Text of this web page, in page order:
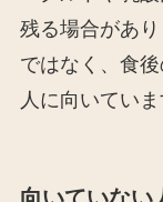
残る場合があり
ではなく、食
人に向いていま